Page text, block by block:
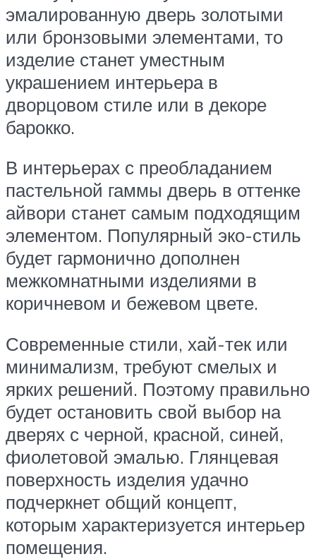
эмалированную дверь золотыми
или бронзовыми элементами, то
изделие станет уместным
украшением интерьера в
дворцовом стиле или в декоре
барокко.
В интерьерах с преобладанием
пастельной гаммы дверь в оттенке
айвори станет самым подходящим
элементом. Популярный эко-стиль
будет гармонично дополнен
межкомнатными изделиями в
коричневом и бежевом цвете.
Современные стили, хай-тек или
минимализм, требуют смелых и
ярких решений. Поэтому правильно
будет остановить свой выбор на
дверях с черной, красной, синей,
фиолетовой эмалью. Глянцевая
поверхность изделия удачно
подчеркнет общий концепт,
которым характеризуется интерьер
помещения.